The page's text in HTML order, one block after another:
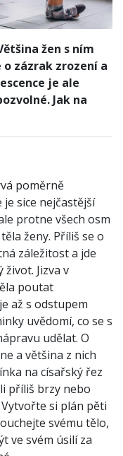
žen s ním
zázrak zrození a
je ale
Jak na
poměrně
je sice nejčastější
protne všech osm
ženy. Příliš se o
záležitost a jde
Jizva v
poutat
až s odstupem
uvědomí, co se s
udělat. O
a většina z nich
na císařský řez
příliš brzy nebo
si plán pěti
svému tělo,
ve svém úsilí za